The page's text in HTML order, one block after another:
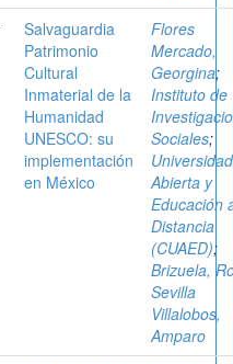
Salvaguardia
Patrimonio
Cultural
Inmaterial de la
Humanidad
UNESCO: su
implementación
en México
Flores
Mercado,
Georgina;
Instituto de
Sociales;
Universidad
Abierta y
Educación
Distancia
(CUAED);
Brizuela,
Sevilla
Villalobos,
Amparo